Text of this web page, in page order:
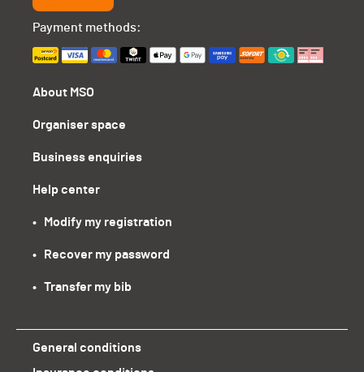
About MSO
Organiser space
Business enquiries
Help center
•   Modify my registration
•   Recover my password
•   Transfer my bib
Payment methods:
General conditions